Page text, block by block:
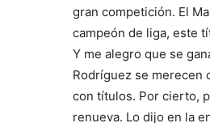
gran competición. El
campeón de liga, este
Y me alegro que se
Rodríguez se merecen
con títulos. Por cierto,
renueva. Lo dijo en la